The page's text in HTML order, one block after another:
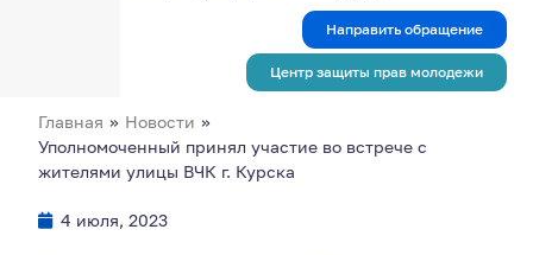
Направить обращение
Центр защиты прав молодежи
Главная » Новости »
Уполномоченный принял участие во встрече с
жителями улицы ВЧК г. Курска
4 июля, 2023